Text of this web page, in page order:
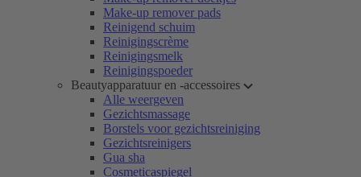
Make-up remover pads
Reinigend schuim
Reinigingscrème
Reinigingsmelk
Reinigingspoeder
Beautyapparatuur en -accessoires
Alle weergeven
Gezichtsmassage
Borstels voor gezichtsreiniging
Gezichtsreinigers
Gua sha
Cosmeticaspiegel